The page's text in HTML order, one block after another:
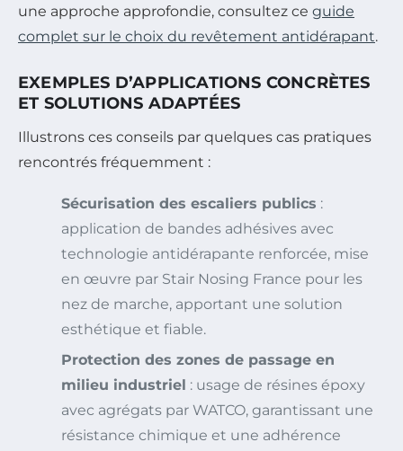
une approche approfondie, consultez ce guide
complet sur le choix du revêtement antidérapant.
EXEMPLES D’APPLICATIONS CONCRÈTES
ET SOLUTIONS ADAPTÉES
Illustrons ces conseils par quelques cas pratiques
rencontrés fréquemment :
Sécurisation des escaliers publics :
application de bandes adhésives avec
technologie antidérapante renforcée, mise
en œuvre par Stair Nosing France pour les
nez de marche, apportant une solution
esthétique et fiable.
Protection des zones de passage en
milieu industriel : usage de résines époxy
avec agrégats par WATCO, garantissant une
résistance chimique et une adhérence